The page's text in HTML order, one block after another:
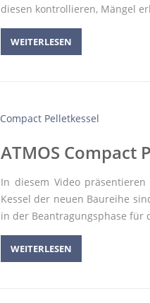
diesen kontrollieren, Mängel
WEITERLESEN
ATMOS Compact
In diesem Video präsentieren
Kessel der neuen Baureihe
in der Beantragungsphase für
WEITERLESEN